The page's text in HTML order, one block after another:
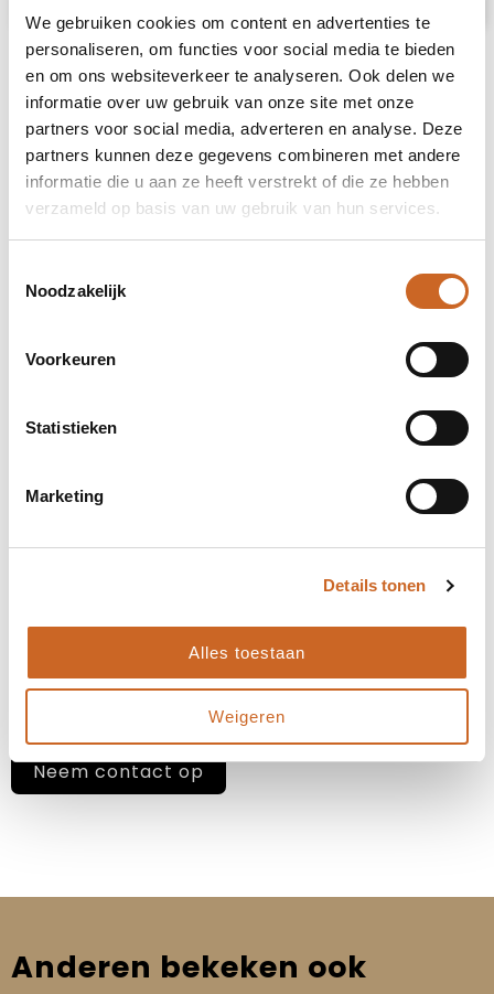
We gebruiken cookies om content en advertenties te
personaliseren, om functies voor social media te bieden
en om ons websiteverkeer te analyseren. Ook delen we
informatie over uw gebruik van onze site met onze
partners voor social media, adverteren en analyse. Deze
partners kunnen deze gegevens combineren met andere
informatie die u aan ze heeft verstrekt of die ze hebben
verzameld op basis van uw gebruik van hun services.
Noodzakelijk
Voorkeuren
Statistieken
Marketing
Details tonen
Alles toestaan
Weigeren
Levertijden in overleg
Bij ons staat klanttevredenheid centraal. Daarom
hanteren we geen vaste levertijden, maar
zorgen we ervoor dat de planning aansluit op jouw
wensen en behoeften, en kunnen we eventuele
bijzonderheden of spoedaanvragen tijdig
bespreken.
leverdatum? Laat het ons weten, dan kijken we
samen naar de beste oplossing!
Neem contact op
Anderen bekeken ook